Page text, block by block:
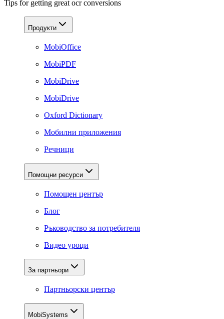
Tips for getting great ocr conversions
Продукти
MobiOffice
MobiPDF
MobiDrive
MobiDrive
Oxford Dictionary
Мобилни приложения
Речници
Помощни ресурси
Помощен център
Блог
Ръководство за потребителя
Видео уроци
За партньори
Партньорски център
MobiSystems